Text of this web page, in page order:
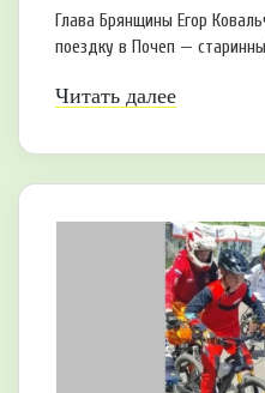
Глава Брянщины Егор
поездку в Почеп —
Читать далее